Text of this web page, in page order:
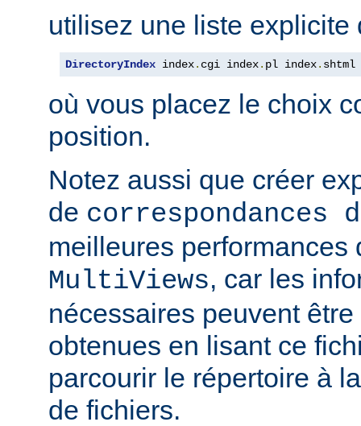
utilisez une liste explicite
DirectoryIndex index. cgi index. pl index. shtml
où vous placez le choix
position.
Notez aussi que créer
de correspondances
meilleures performances
MultiViews, car les
nécessaires peuvent
obtenues en lisant ce
parcourir le répertoire à
de fichiers.